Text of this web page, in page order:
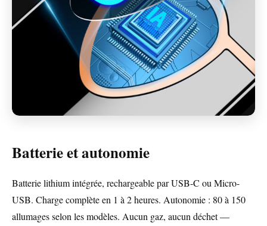
Batterie et autonomie
Batterie lithium intégrée, rechargeable par USB-C ou Micro-
USB. Charge complète en 1 à 2 heures. Autonomie : 80 à 150
allumages selon les modèles. Aucun gaz, aucun déchet —